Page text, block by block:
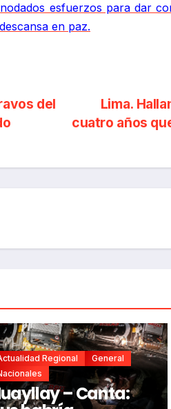
esfuerzos para dar
en paz.
Lima.
cuatro años
del
Regional
General
– Canta: